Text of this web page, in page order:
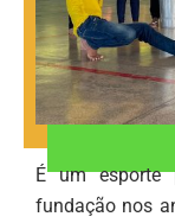
É um esporte
fundação nos